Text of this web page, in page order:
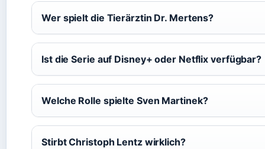
Wer spielt die Tierärztin Dr. Mertens?
Ist die Serie auf Disney+ oder Netflix verfügbar?
Welche Rolle spielte Sven Martinek?
Stirbt Christoph Lentz wirklich?